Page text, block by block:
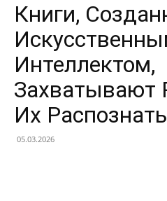
Книги,
Интеллектом,
Захватывают
Их Распознать
05.03.2026